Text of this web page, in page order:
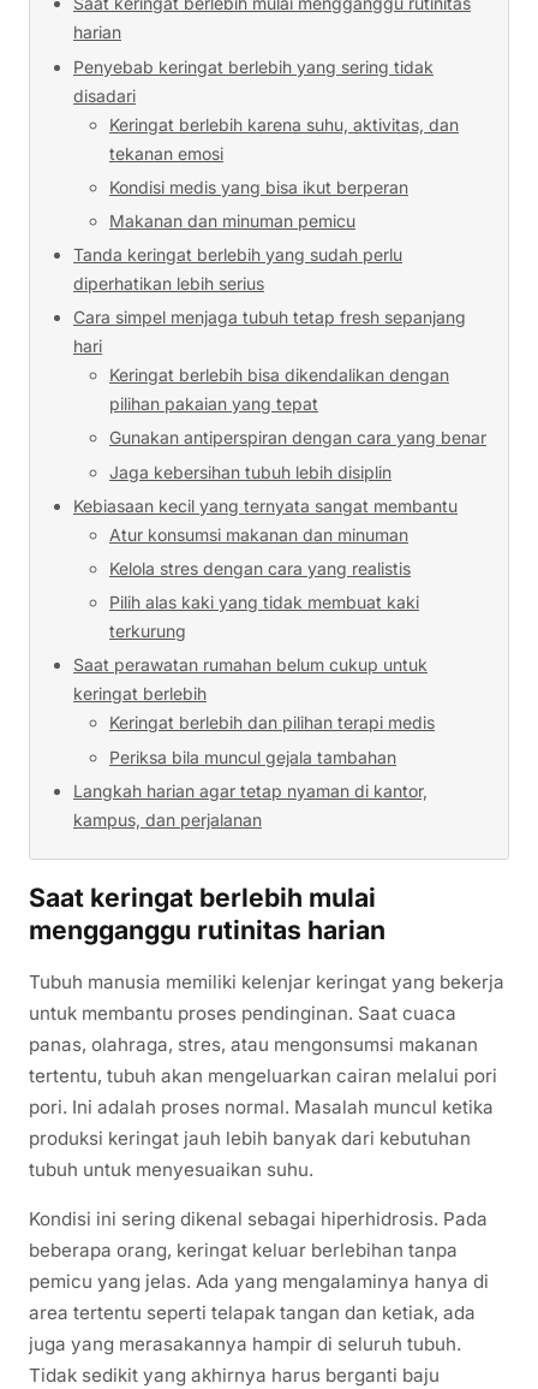
harian
Penyebab keringat berlebih yang sering tidak
disadari
Keringat berlebih karena suhu, aktivitas, dan
tekanan emosi
Kondisi medis yang bisa ikut berperan
Makanan dan minuman pemicu
Tanda keringat berlebih yang sudah perlu
diperhatikan lebih serius
Cara simpel menjaga tubuh tetap fresh sepanjang
hari
Keringat berlebih bisa dikendalikan dengan
pilihan pakaian yang tepat
Gunakan antiperspiran dengan cara yang benar
Jaga kebersihan tubuh lebih disiplin
Kebiasaan kecil yang ternyata sangat membantu
Atur konsumsi makanan dan minuman
Kelola stres dengan cara yang realistis
Pilih alas kaki yang tidak membuat kaki
terkurung
Saat perawatan rumahan belum cukup untuk
keringat berlebih
Keringat berlebih dan pilihan terapi medis
Periksa bila muncul gejala tambahan
Langkah harian agar tetap nyaman di kantor,
kampus, dan perjalanan
Saat keringat berlebih mulai
mengganggu rutinitas harian
Tubuh manusia memiliki kelenjar keringat yang bekerja
untuk membantu proses pendinginan. Saat cuaca
panas, olahraga, stres, atau mengonsumsi makanan
tertentu, tubuh akan mengeluarkan cairan melalui pori
pori. Ini adalah proses normal. Masalah muncul ketika
produksi keringat jauh lebih banyak dari kebutuhan
tubuh untuk menyesuaikan suhu.
Kondisi ini sering dikenal sebagai hiperhidrosis. Pada
beberapa orang, keringat keluar berlebihan tanpa
pemicu yang jelas. Ada yang mengalaminya hanya di
area tertentu seperti telapak tangan dan ketiak, ada
juga yang merasakannya hampir di seluruh tubuh.
Tidak sedikit yang akhirnya harus berganti baju